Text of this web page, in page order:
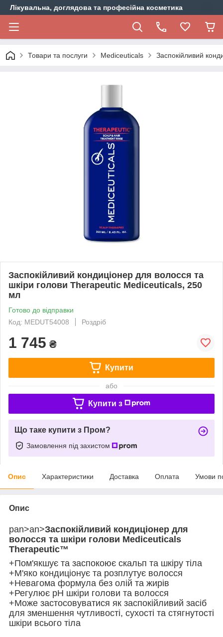
Лікувальна, доглядова та професійна косметика
Товари та послуги Mediceuticals Заспокійливий
Заспокійливий кондиціонер для волосся та
шкіри голови Therapeutic Mediceuticals, 250
мл
Готово до відправки
Код: MEDUT54008
Роздріб
1 745 ₴
Купити
або
Купити з
Що таке купити з Пром?
Замовлення під захистом
Опис Характеристики Доставка Оплата Умови
Опис
pan>an>Заспокійливий кондиціонер для
волосся та шкіри голови Mediceuticals
Therapeutic™
+Пом'якшує та заспокоює скальп та шкіру тіла
+М'яко кондиціонує та розплутує волосся
+Невагома формула без олій та жирів
+Регулює рН шкіри голови та волосся
+Може застосовуватися як заспокійливий засіб
для зменшення чутливості, сухості та стягнутості
шкіри всього тіла